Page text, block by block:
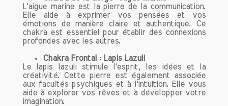
dans leur routine pourrait s'avérer
bénéfique.
4. Régulation du Rythme Cardiaque
L'aventurine joue également un rôle
dans la régulation du rythme cardiaque.
En portant cette pierre, vous pouvez
aider à stabiliser les battements de
votre cœur, apportant une sensation de
L'aigue marine est la pierre de la communication.
Elle aide à exprimer vos pensées et vos
émotions de manière claire et authentique. Ce
chakra est essentiel pour établir des connexions
profondes avec les autres.
Chakra Frontal : Lapis Lazuli
Le lapis lazuli stimule l'esprit, les idées et la
créativité. Cette pierre est également associée
aux facultés psychiques et à l'intuition. Elle vous
aide à explorer vos rêves et à développer votre
imagination.